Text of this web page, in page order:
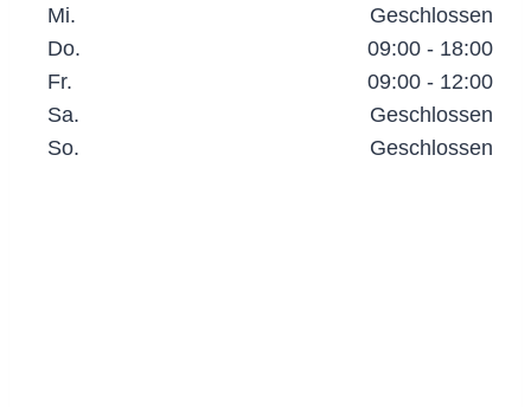
Mi.
Geschlossen
Do.
09:00 - 18:00
Fr.
09:00 - 12:00
Sa.
Geschlossen
So.
Geschlossen